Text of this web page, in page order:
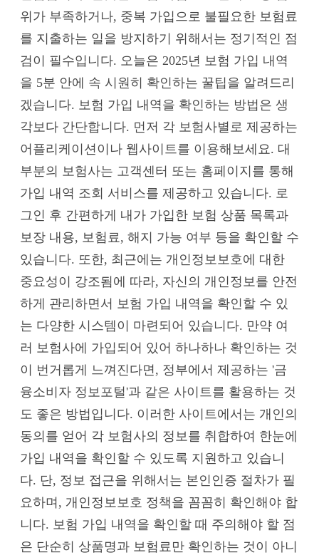
위가 부족하거나, 중복 가입으로 불필요한 보험료
를 지출하는 일을 방지하기 위해서는 정기적인 점
검이 필수입니다. 오늘은 2025년 보험 가입 내역
을 5분 안에 속 시원히 확인하는 꿀팁을 알려드리
겠습니다. 보험 가입 내역을 확인하는 방법은 생
각보다 간단합니다. 먼저 각 보험사별로 제공하는
어플리케이션이나 웹사이트를 이용해보세요. 대
부분의 보험사는 고객센터 또는 홈페이지를 통해
가입 내역 조회 서비스를 제공하고 있습니다. 로
그인 후 간편하게 내가 가입한 보험 상품 목록과
보장 내용, 보험료, 해지 가능 여부 등을 확인할 수
있습니다. 또한, 최근에는 개인정보보호에 대한
중요성이 강조됨에 따라, 자신의 개인정보를 안전
하게 관리하면서 보험 가입 내역을 확인할 수 있
는 다양한 시스템이 마련되어 있습니다. 만약 여
러 보험사에 가입되어 있어 하나하나 확인하는 것
이 번거롭게 느껴진다면, 정부에서 제공하는 '금
융소비자 정보포털'과 같은 사이트를 활용하는 것
도 좋은 방법입니다. 이러한 사이트에서는 개인의
동의를 얻어 각 보험사의 정보를 취합하여 한눈에
가입 내역을 확인할 수 있도록 지원하고 있습니
다. 단, 정보 접근을 위해서는 본인인증 절차가 필
요하며, 개인정보보호 정책을 꼼꼼히 확인해야 합
니다. 보험 가입 내역을 확인할 때 주의해야 할 점
은 단순히 상품명과 보험료만 확인하는 것이 아니